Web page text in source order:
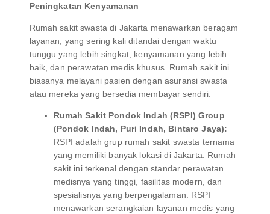
Peningkatan Kenyamanan
Rumah sakit swasta di Jakarta menawarkan beragam
layanan, yang sering kali ditandai dengan waktu
tunggu yang lebih singkat, kenyamanan yang lebih
baik, dan perawatan medis khusus. Rumah sakit ini
biasanya melayani pasien dengan asuransi swasta
atau mereka yang bersedia membayar sendiri.
Rumah Sakit Pondok Indah (RSPI) Group
(Pondok Indah, Puri Indah, Bintaro Jaya):
RSPI adalah grup rumah sakit swasta ternama
yang memiliki banyak lokasi di Jakarta. Rumah
sakit ini terkenal dengan standar perawatan
medisnya yang tinggi, fasilitas modern, dan
spesialisnya yang berpengalaman. RSPI
menawarkan serangkaian layanan medis yang